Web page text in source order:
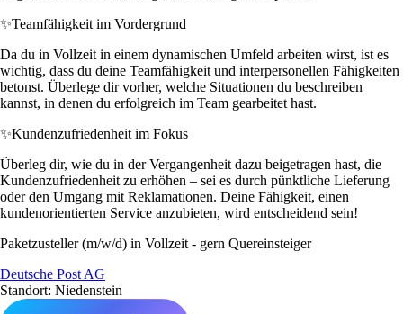
✨Teamfähigkeit im Vordergrund
Da du in Vollzeit in einem dynamischen Umfeld arbeiten wirst, ist es
wichtig, dass du deine Teamfähigkeit und interpersonellen Fähigkeiten
betonst. Überlege dir vorher, welche Situationen du beschreiben
kannst, in denen du erfolgreich im Team gearbeitet hast.
✨Kundenzufriedenheit im Fokus
Überleg dir, wie du in der Vergangenheit dazu beigetragen hast, die
Kundenzufriedenheit zu erhöhen – sei es durch pünktliche Lieferung
oder den Umgang mit Reklamationen. Deine Fähigkeit, einen
kundenorientierten Service anzubieten, wird entscheidend sein!
Paketzusteller (m/w/d) in Vollzeit - gern Quereinsteiger
Deutsche Post AG
Standort: Niedenstein